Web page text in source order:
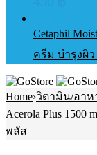
Cetaphil
ครีม บำรุงผิ
Home›วิตามิน/อาห
Acerola Plus
พลัส